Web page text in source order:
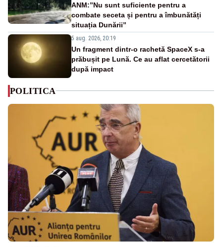
ANM:”Nu sunt suficiente pentru a
combate seceta și pentru a îmbunătăți
situația Dunării”
5 aug. 2026, 20:19
Un fragment dintr-o rachetă SpaceX s-a
prăbușit pe Lună. Ce au aflat cercetătorii
după impact
POLITICA